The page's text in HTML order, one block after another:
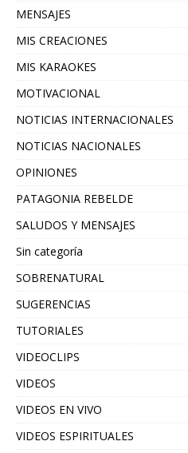
MENSAJES
MIS CREACIONES
MIS KARAOKES
MOTIVACIONAL
NOTICIAS INTERNACIONALES
NOTICIAS NACIONALES
OPINIONES
PATAGONIA REBELDE
SALUDOS Y MENSAJES
Sin categoría
SOBRENATURAL
SUGERENCIAS
TUTORIALES
VIDEOCLIPS
VIDEOS
VIDEOS EN VIVO
VIDEOS ESPIRITUALES